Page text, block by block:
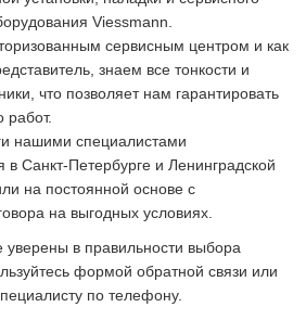
Viessmann.
сервисным центром и как
знаем все тонкости и
что позволяет нам гарантировать
работ.
нашими специалистами
в Санкт-Петербурге и Ленинградской
на постоянной основе с
на выгодных условиях.
в правильности выбора
формой обратной связи или
по телефону.